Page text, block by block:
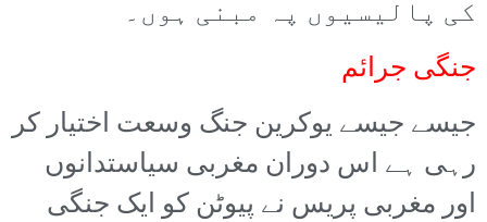
کی پالیسیوں پہ مبنی ہوں۔
جنگی جرائم
جیسے جیسے یوکرین جنگ وسعت اختیار کر
رہی ہے اس دوران مغربی سیاستدانوں
اور مغربی پریس نے پیوٹن کو ایک جنگی